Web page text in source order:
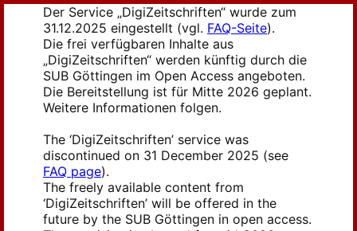
Der Service „DigiZeitschriften“ wurde zum
31.12.2025 eingestellt (vgl. FAQ-Seite).
Die frei verfügbaren Inhalte aus
„DigiZeitschriften“ werden künftig durch die
SUB Göttingen im Open Access angeboten.
Die Bereitstellung ist für Mitte 2026 geplant.
Weitere Informationen folgen.
The ‘DigiZeitschriften’ service was
discontinued on 31 December 2025 (see
FAQ page).
The freely available content from
‘DigiZeitschriften’ will be offered in the
future by the SUB Göttingen in open access.